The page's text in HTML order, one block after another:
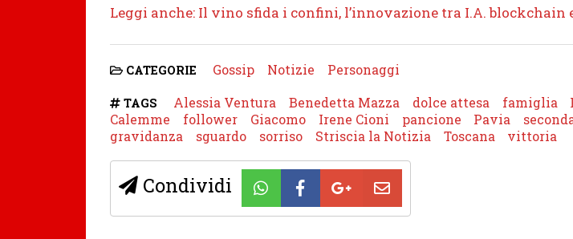
Leggi anche: Il vino sfida i confini, l’innovazione tra I.A. blockchain
CATEGORIE Gossip Notizie Personaggi
TAGS Alessia Ventura Benedetta Mazza dolce attesa famiglia
Calemme
follower Giacomo Irene Cioni pancione Pavia
gravidanza
sguardo sorriso Striscia la Notizia Toscana vittoria
Condividi